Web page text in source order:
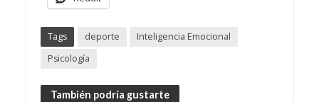
Tags deporte
Inteligencia Emocional
Psicología
También podría gustarte